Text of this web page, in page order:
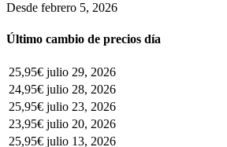
Desde febrero 5, 2026
Último cambio de precios día
25,95€ julio 29, 2026
24,95€ julio 28, 2026
25,95€ julio 23, 2026
23,95€ julio 20, 2026
25,95€ julio 13, 2026